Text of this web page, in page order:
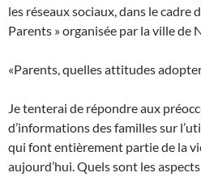
les réseaux sociaux, dans le cadre
Parents » organisée par la ville de
«Parents, quelles attitudes
Je tenterai de répondre aux
d’informations des familles sur
qui font entièrement partie de la
aujourd’hui. Quels sont les